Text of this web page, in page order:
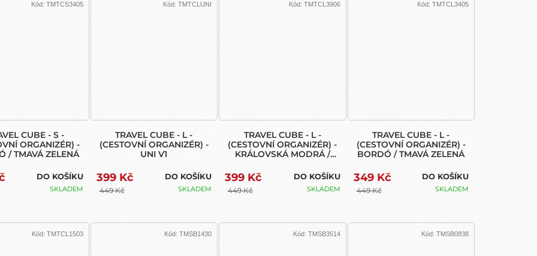
CUBE - S -
ORGANIZÉR) -
/ TMAVÁ ZELENÁ
DO KOŠÍKU
SKLADEM
Kód: TMTCS3405
TRAVEL CUBE - L -
(CESTOVNÍ ORGANIZÉR) -
UNI V1
399 Kč
449 Kč
DO KOŠÍKU
SKLADEM
Kód: TMTCLUNI
TRAVEL CUBE - L -
(CESTOVNÍ ORGANIZÉR) -
KRÁLOVSKÁ MODRÁ /
399 Kč
449 Kč
DO KOŠÍKU
SKLADEM
Kód: TMTCL3906
TRAVEL CUBE - L -
(CESTOVNÍ ORGANIZÉR) -
BORDÓ / TMAVÁ ZELENÁ
349 Kč
449 Kč
DO KOŠÍKU
SKLADEM
Kód: TMTCL3405
Kód: TMTCL1503 Kód: TMSB1430 Kód: TMSB3514 Kód: TMSB0838